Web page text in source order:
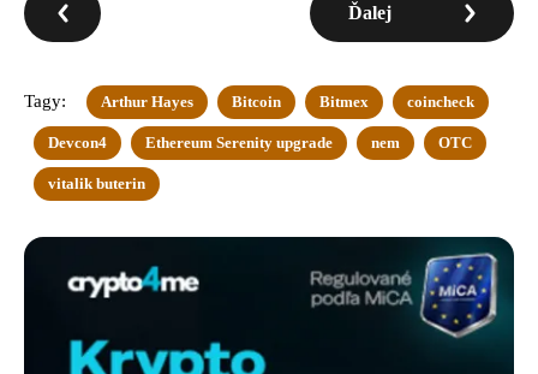
Ďalej
Tagy: Arthur Hayes Bitcoin Bitmex coincheck
Devcon4 Ethereum Serenity upgrade nem OTC
vitalik buterin